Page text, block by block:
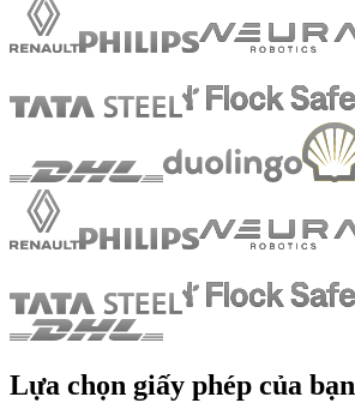
Lựa chọn giấy phép của bạn